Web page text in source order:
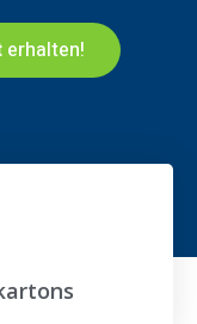
erhalten!